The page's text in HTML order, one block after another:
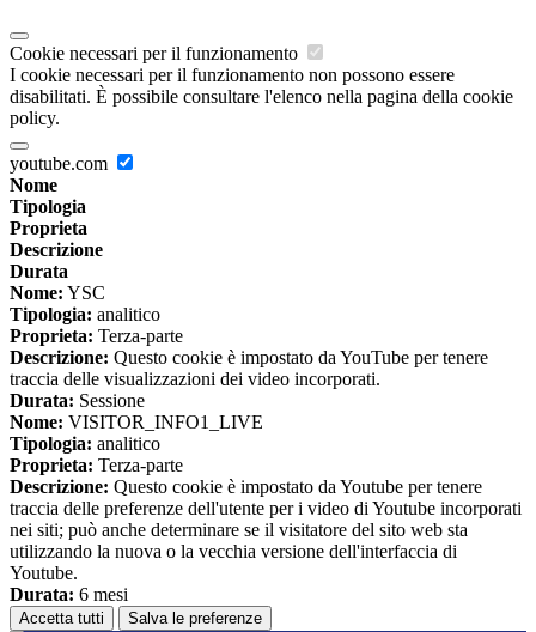
Cookie necessari per il funzionamento
I cookie necessari per il funzionamento non possono essere
disabilitati. È possibile consultare l'elenco nella pagina della cookie
policy.
youtube.com
Nome
Tipologia
Proprieta
Descrizione
Durata
Nome: YSC
Tipologia: analitico
Proprieta: Terza-parte
Descrizione: Questo cookie è impostato da YouTube per tenere
traccia delle visualizzazioni dei video incorporati.
Durata: Sessione
Nome: VISITOR_INFO1_LIVE
Tipologia: analitico
Proprieta: Terza-parte
Descrizione: Questo cookie è impostato da Youtube per tenere
traccia delle preferenze dell'utente per i video di Youtube incorporati
nei siti; può anche determinare se il visitatore del sito web sta
utilizzando la nuova o la vecchia versione dell'interfaccia di
Youtube.
Durata: 6 mesi
Accetta tutti Salva le preferenze